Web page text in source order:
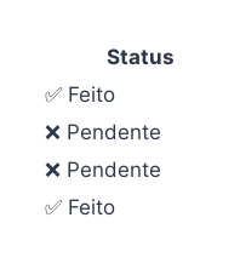
Status
✅ Feito
❌ Pendente
❌ Pendente
✅ Feito